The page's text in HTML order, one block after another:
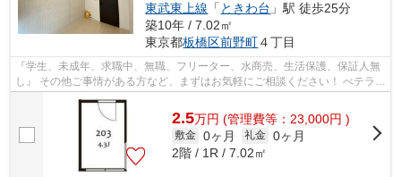
東武東上線 「 ときわ台 」駅 徒歩25分
築10年 / 7.02㎡
東京都板橋区前野町４丁目
『学生、未成年、求職中、無職、フリーター、水商売、生活保護、保証人無
し』 その他ご事情がある方など、まずはお気軽にご相談ください！ べテラン
スタッフが対応致しますのでご希望...
2.5万円 (管理費等：23,000円 )
敷金 0ヶ月 礼金 0ヶ月
2階 / 1R / 7.02㎡